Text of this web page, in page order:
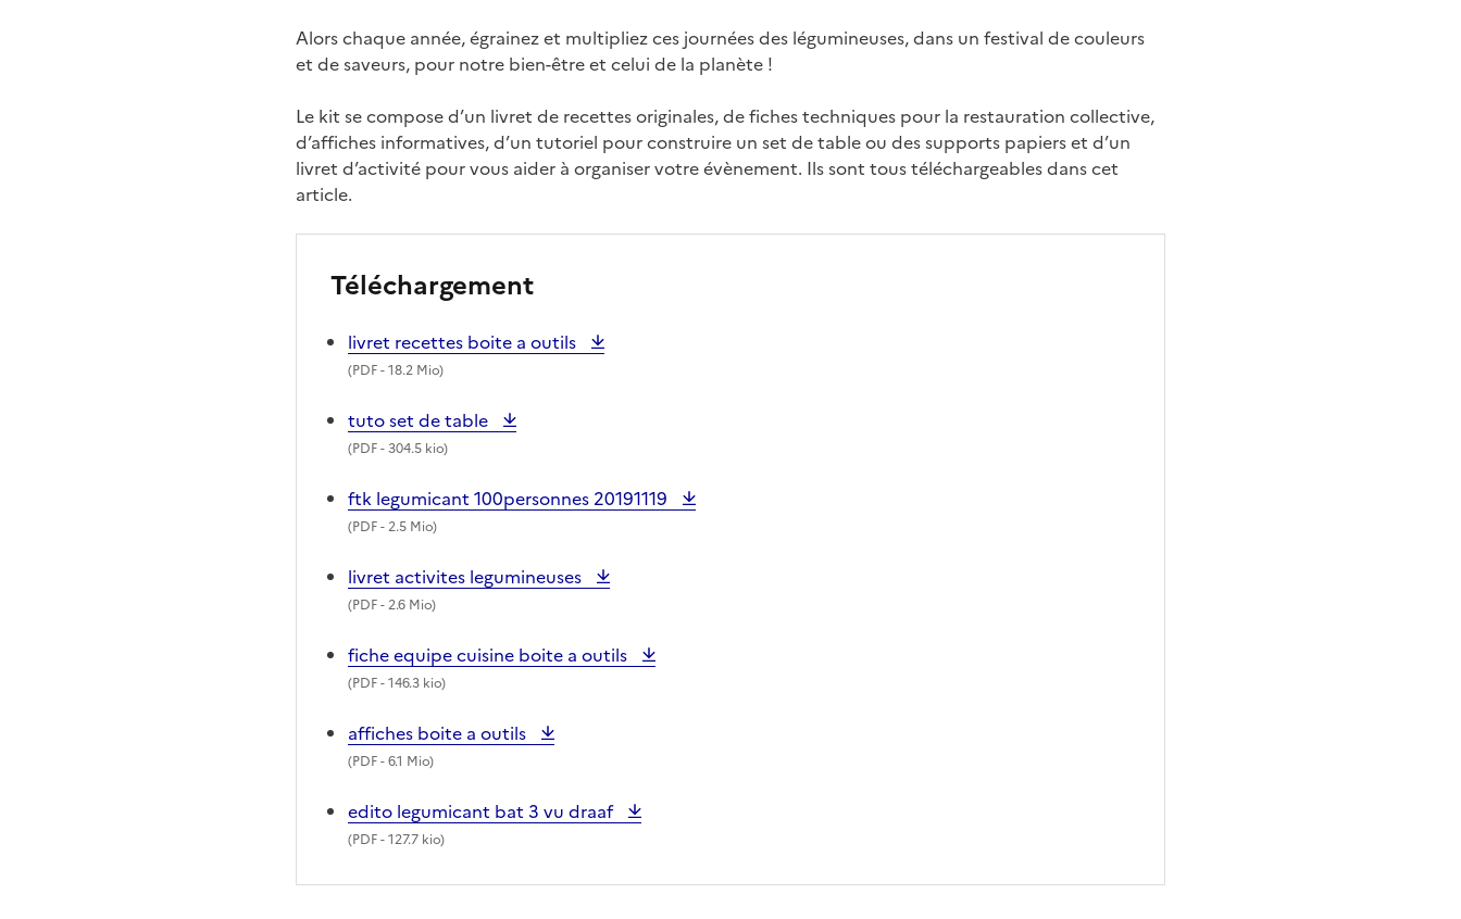
Alors chaque année, égrainez et multipliez ces journées des légumineuses, dans un festival de couleurs
et de saveurs, pour notre bien-être et celui de la planète !
Le kit se compose d’un livret de recettes originales, de fiches techniques pour la restauration collective,
d’affiches informatives, d’un tutoriel pour construire un set de table ou des supports papiers et d’un
livret d’activité pour vous aider à organiser votre évènement. Ils sont tous téléchargeables dans cet
article.
Téléchargement
livret recettes boite a outils
(PDF- 18.2 Mio)
tuto set de table
(PDF- 304.5 kio)
ftk legumicant 100personnes 20191119
(PDF- 2.5 Mio)
livret activites legumineuses
(PDF- 2.6 Mio)
fiche equipe cuisine boite a outils
(PDF- 146.3 kio)
affiches boite a outils
(PDF- 6.1 Mio)
edito legumicant bat 3 vu draaf
(PDF- 127.7 kio)